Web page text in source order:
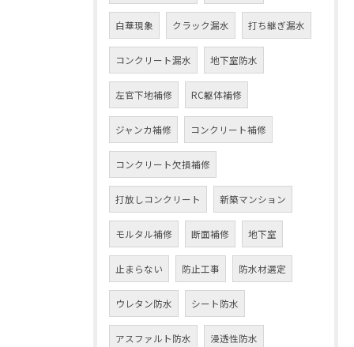
白華現象 クラック漏水 打ち継ぎ漏水
コンクリート漏水 地下室防水
左官下地補修 RC躯体補修
ジャンカ補修 コンクリート補修
コンクリート欠損補修
打放しコンクリート 新築マンション
モルタル補修 断面補修 地下室
止まらない 防止工事 防水材選定
ウレタン防水 シート防水
アスファルト防水 浸透性防水